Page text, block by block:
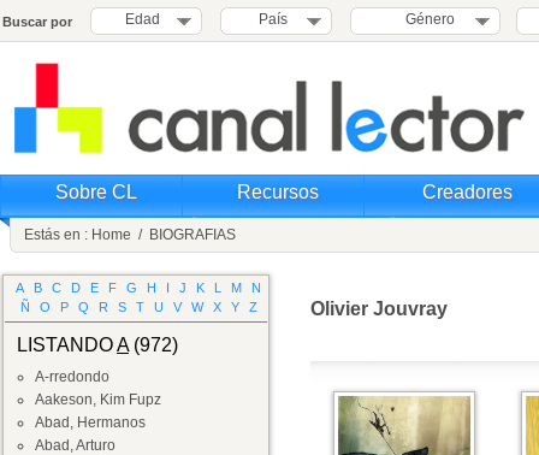
Buscar por Edad País Género
Sobre CL Recursos Creadores
Estás en : Home / BIOGRAFIAS
A B C D E F G H I J K L M
N
Ñ
O P Q R S T U V W X Y Z
LISTANDOA(972)
A-rredondo
Aakeson, Kim Fupz
Abad, Hermanos
Abad, Arturo
Olivier Jouvray